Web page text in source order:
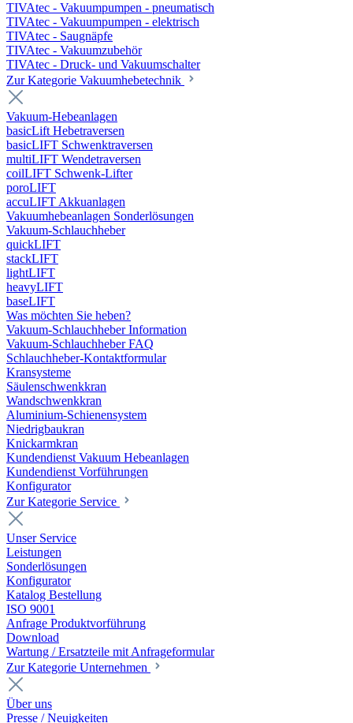
TIVAtec - Vakuumpumpen - pneumatisch
TIVAtec - Vakuumpumpen - elektrisch
TIVAtec - Saugnäpfe
TIVAtec - Vakuumzubehör
TIVAtec - Druck- und Vakuumschalter
Zur Kategorie Vakuumhebetechnik
Vakuum-Hebeanlagen
basicLift Hebetraversen
basicLIFT Schwenktraversen
multiLIFT Wendetraversen
coilLIFT Schwenk-Lifter
poroLIFT
accuLIFT Akkuanlagen
Vakuumhebeanlagen Sonderlösungen
Vakuum-Schlauchheber
quickLIFT
stackLIFT
lightLIFT
heavyLIFT
baseLIFT
Was möchten Sie heben?
Vakuum-Schlauchheber Information
Vakuum-Schlauchheber FAQ
Schlauchheber-Kontaktformular
Kransysteme
Säulenschwenkkran
Wandschwenkkran
Aluminium-Schienensystem
Niedrigbaukran
Knickarmkran
Kundendienst Vakuum Hebeanlagen
Kundendienst Vorführungen
Konfigurator
Zur Kategorie Service
Unser Service
Leistungen
Sonderlösungen
Konfigurator
Katalog Bestellung
ISO 9001
Anfrage Produktvorführung
Download
Wartung / Ersatzteile mit Anfrageformular
Zur Kategorie Unternehmen
Über uns
Presse / Neuigkeiten